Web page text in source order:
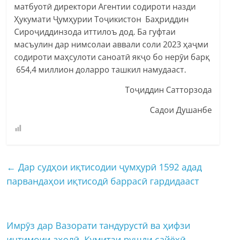
матбуотӣ директори Агентии содироти назди
Ҳукумати Ҷумҳурии Тоҷикистон Баҳриддин
Сироҷиддинзода иттилоъ дод. Ба гуфтаи
масъулин дар нимсолаи аввали соли 2023 ҳаҷми
содироти маҳсулоти саноатӣ якҷо бо нерӯи барқ
654,4 миллион доларро ташкил намудааст.
Тоҷиддин Сатторзода
Садои Душанбе
← Дар судҳои иқтисодии ҷумҳурӣ 1592 адад
парвандаҳои иқтисодӣ баррасӣ гардидааст
Имрӯз дар Вазорати тандурустӣ ва ҳифзи